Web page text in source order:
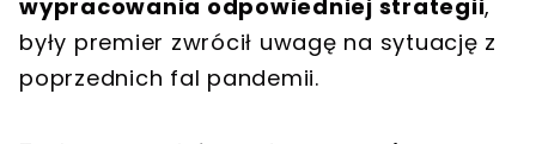
wypracowania odpowiedniej strategii,
były premier zwrócił uwagę na sytuację z
poprzednich fal pandemii.